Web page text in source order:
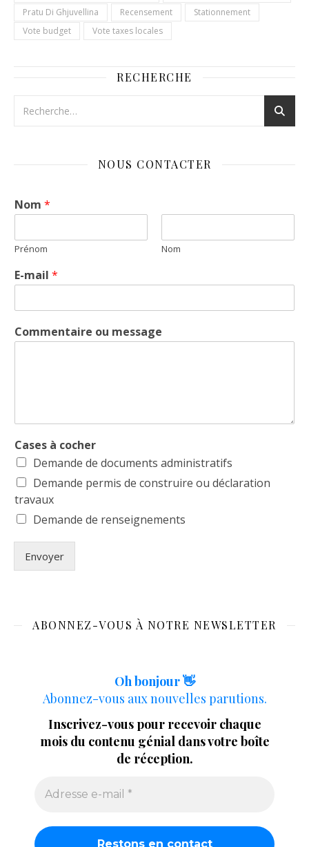
Pratu Di Ghjuvellina
Recensement
Stationnement
Vote budget
Vote taxes locales
RECHERCHE
NOUS CONTACTER
Nom *
Prénom Nom
E-mail *
Commentaire ou message
Cases à cocher
Demande de documents administratifs
Demande permis de construire ou déclaration
travaux
Demande de renseignements
Envoyer
ABONNEZ-VOUS À NOTRE NEWSLETTER
Oh bonjour 👋
Abonnez-vous aux nouvelles parutions.
Inscrivez-vous pour recevoir chaque
mois du contenu génial dans votre boîte
de réception.